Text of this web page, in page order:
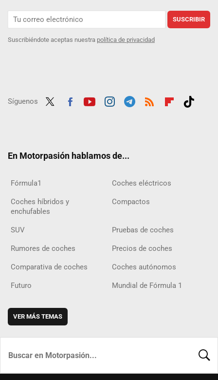
SUSCRIBIR
Suscribiéndote aceptas nuestra política de privacidad
Síguenos
En Motorpasión hablamos de...
Fórmula1 Coches eléctricos
Coches híbridos y
enchufables
Compactos
SUV Pruebas de coches
Rumores de coches Precios de coches
Comparativa de coches Coches autónomos
Futuro Mundial de Fórmula 1
VER MÁS TEMAS